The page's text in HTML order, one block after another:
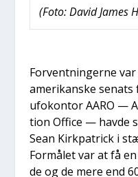
(Foto: David James
For­vent­nin­ger­ne
ame­ri­kan­ske
ufo­kon­tor AARO —
tion Offi­ce — hav­de
Sean Kirk­pa­tri­ck i
For­må­let var at få
de og de mere end